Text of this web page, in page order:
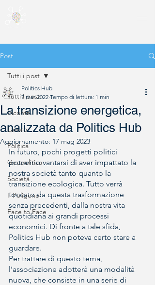
Post
Tutti i post
Incontri
Lavoro
Politica
Geopolitica
Società
Il Poligono
Face to Face
Tutti i post
La transizione energetica,
analizzata da Politics Hub
Politics Hub
7 mar 2022 Tempo di lettura: 1 min
Aggiornamento: 17 mag 2023
In futuro, pochi progetti politici
potranno vantarsi di aver impattato la
nostra società tanto quanto la
transizione ecologica. Tutto verrà
toccato da questa trasformazione
senza precedenti, dalla nostra vita
quotidiana ai grandi processi
economici. Di fronte a tale sfida,
Politics Hub non poteva certo stare a
guardare.
Per trattare di questo tema,
l’associazione adotterà una modalità
nuova, che consiste in una serie di